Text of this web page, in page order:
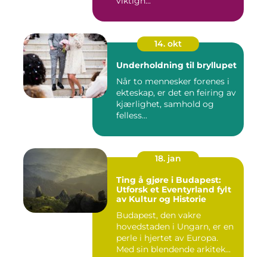
14. okt
Underholdning til bryllupet
Når to mennesker forenes i
ekteskap, er det en feiring av
kjærlighet, samhold og
felless...
18. jan
Ting å gjøre i Budapest:
Utforsk et Eventyrland fylt
av Kultur og Historie
Budapest, den vakre
hovedstaden i Ungarn, er en
perle i hjertet av Europa.
Med sin blendende arkitek...